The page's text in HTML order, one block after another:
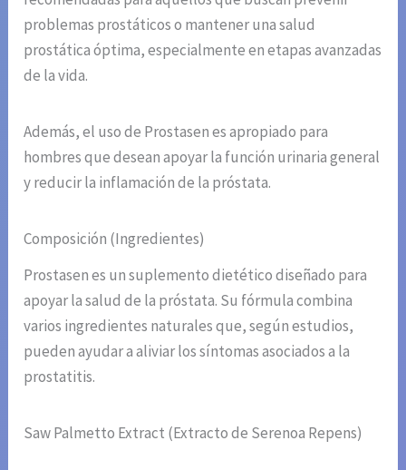
problemas prostáticos o mantener una salud
prostática óptima, especialmente en etapas avanzadas
de la vida.
Además, el uso de Prostasen es apropiado para
hombres que desean apoyar la función urinaria general
y reducir la inflamación de la próstata.
Composición (Ingredientes)
Prostasen es un suplemento dietético diseñado para
apoyar la salud de la próstata. Su fórmula combina
varios ingredientes naturales que, según estudios,
pueden ayudar a aliviar los síntomas asociados a la
prostatitis.
Saw Palmetto Extract (Extracto de Serenoa Repens)